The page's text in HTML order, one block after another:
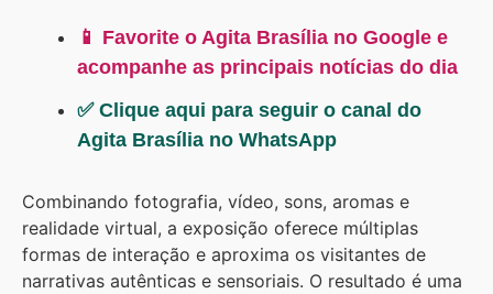
📱 Favorite o Agita Brasília no Google e
acompanhe as principais notícias do dia
✅ Clique aqui para seguir o canal do
Agita Brasília no WhatsApp
Combinando fotografia, vídeo, sons, aromas e
realidade virtual, a exposição oferece múltiplas
formas de interação e aproxima os visitantes de
narrativas autênticas e sensoriais. O resultado é uma